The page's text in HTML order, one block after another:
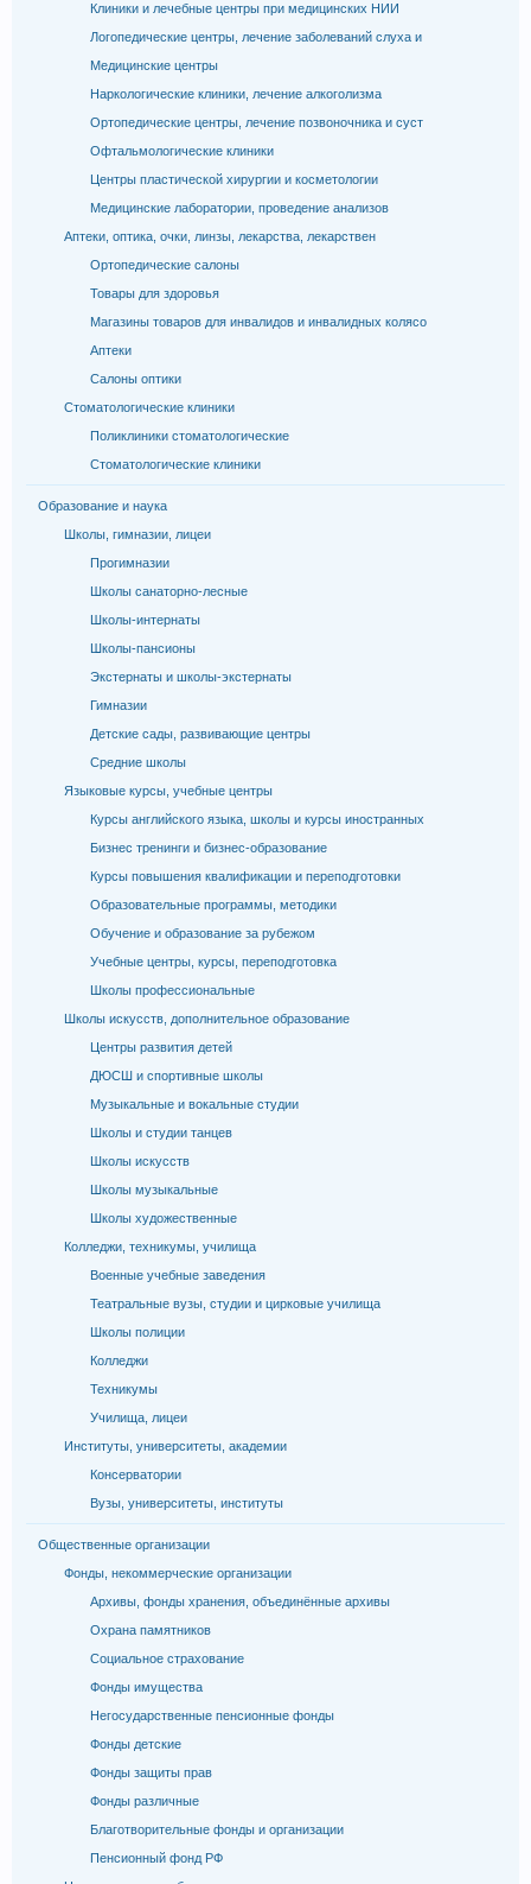
Клиники и лечебные центры при медицинских НИИ
Логопедические центры, лечение заболеваний слуха и
Медицинские центры
Наркологические клиники, лечение алкоголизма
Ортопедические центры, лечение позвоночника и суст
Офтальмологические клиники
Центры пластической хирургии и косметологии
Медицинские лаборатории, проведение анализов
Аптеки, оптика, очки, линзы, лекарства, лекарствен
Ортопедические салоны
Товары для здоровья
Магазины товаров для инвалидов и инвалидных колясо
Аптеки
Салоны оптики
Стоматологические клиники
Поликлиники стоматологические
Стоматологические клиники
Образование и наука
Школы, гимназии, лицеи
Прогимназии
Школы санаторно-лесные
Школы-интернаты
Школы-пансионы
Экстернаты и школы-экстернаты
Гимназии
Детские сады, развивающие центры
Средние школы
Языковые курсы, учебные центры
Курсы английского языка, школы и курсы иностранных
Бизнес тренинги и бизнес-образование
Курсы повышения квалификации и переподготовки
Образовательные программы, методики
Обучение и образование за рубежом
Учебные центры, курсы, переподготовка
Школы профессиональные
Школы искусств, дополнительное образование
Центры развития детей
ДЮСШ и спортивные школы
Музыкальные и вокальные студии
Школы и студии танцев
Школы искусств
Школы музыкальные
Школы художественные
Колледжи, техникумы, училища
Военные учебные заведения
Театральные вузы, студии и цирковые училища
Школы полиции
Колледжи
Техникумы
Училища, лицеи
Институты, университеты, академии
Консерватории
Вузы, университеты, институты
Общественные организации
Фонды, некоммерческие организации
Архивы, фонды хранения, объединённые архивы
Охрана памятников
Социальное страхование
Фонды имущества
Негосударственные пенсионные фонды
Фонды детские
Фонды защиты прав
Фонды различные
Благотворительные фонды и организации
Пенсионный фонд РФ